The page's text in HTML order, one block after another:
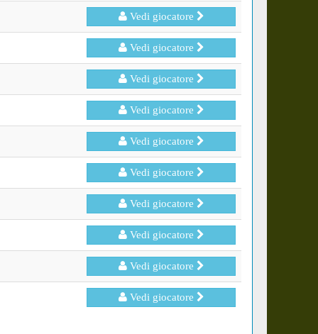
Vedi giocatore
Vedi giocatore
Vedi giocatore
Vedi giocatore
Vedi giocatore
Vedi giocatore
Vedi giocatore
Vedi giocatore
Vedi giocatore
Vedi giocatore